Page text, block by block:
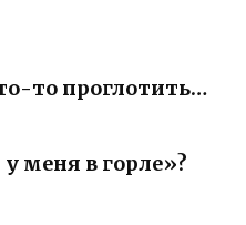
то проглотить…
у меня в горле»?